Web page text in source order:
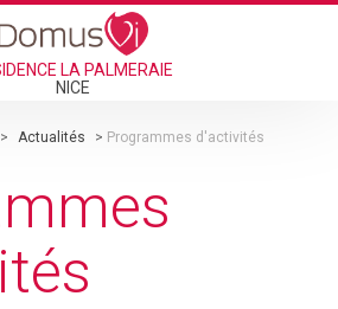
LA PALMERAIE
NICE
> Actualités > Programmes d'activités